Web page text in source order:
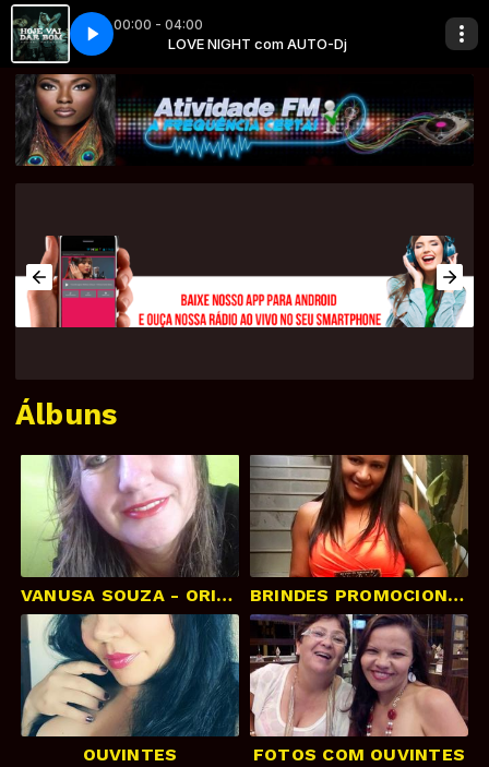
00:00 - 04:00
Dj LOVE NIGHT com AUTO-Dj
2780548 - 110522 (mp3cut.net)BOA MADRUGADA COM LOVE NIGHT
Álbuns
VANUSA SOUZA - ORIZONA - GOIÁS BRINDES PROMOCIONAIS
OUVINTES FOTOS COM OUVINTES